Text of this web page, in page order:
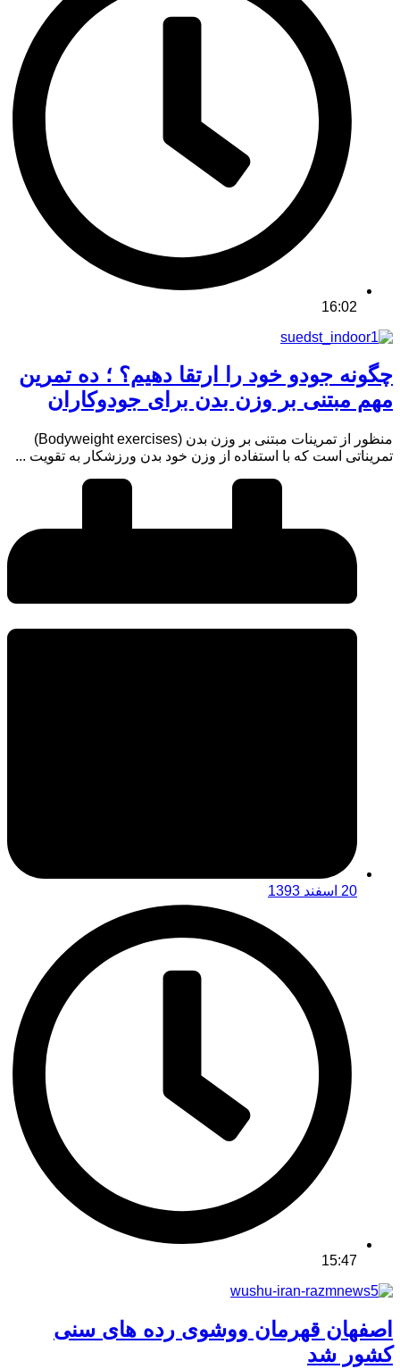
16:02
چگونه جودو خود را ارتقا دهیم؟ ؛ ده تمرین
مهم مبتنی بر وزن بدن برای جودوکاران
منظور از تمرینات مبتنی بر وزن بدن (Bodyweight exercises)
تمریناتی است که با استفاده از وزن خود بدن ورزشکار به تقویت ...
20 اسفند 1393
15:47
اصفهان قهرمان ووشوی رده های سنی
کشور شد